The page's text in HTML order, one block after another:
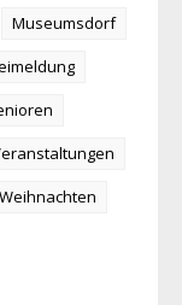
Museumsdorf
Weihnachten